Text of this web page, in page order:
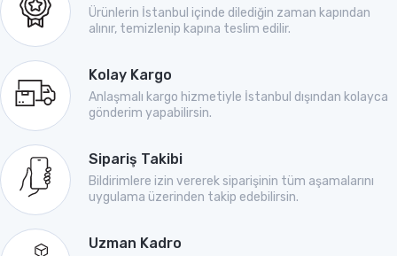
Ürünlerin İstanbul içinde dilediğin zaman kapından
alınır, temizlenip kapına teslim edilir.
Kolay Kargo
Anlaşmalı kargo hizmetiyle İstanbul dışından kolayca
gönderim yapabilirsin.
Sipariş Takibi
Bildirimlere izin vererek siparişinin tüm aşamalarını
uygulama üzerinden takip edebilirsin.
Uzman Kadro